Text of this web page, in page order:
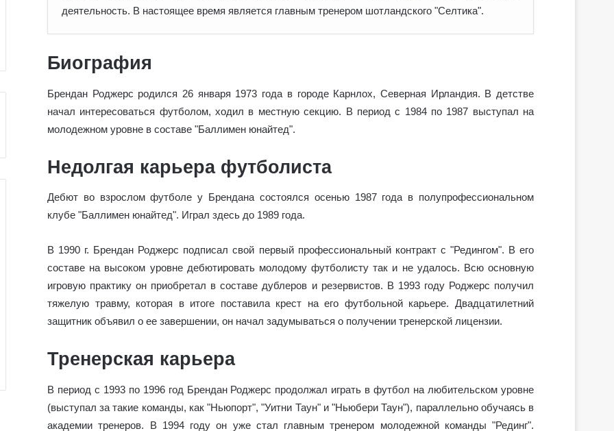
деятельность. В настоящее время является главным тренером шотландского "Селтика".
Биография
Брендан Роджерс родился 26 января 1973 года в городе Карнлох, Северная Ирландия. В детстве
начал интересоваться футболом, ходил в местную секцию. В период с 1984 по 1987 выступал на
молодежном уровне в составе "Баллимен юнайтед".
Недолгая карьера футболиста
Дебют во взрослом футболе у Брендана состоялся осенью 1987 года в полупрофессиональном
клубе "Баллимен юнайтед". Играл здесь до 1989 года.
В 1990 г. Брендан Роджерс подписал свой первый профессиональный контракт с "Редингом". В его
составе на высоком уровне дебютировать молодому футболисту так и не удалось. Всю основную
игровую практику он приобретал в составе дублеров и резервистов. В 1993 году Роджерс получил
тяжелую травму, которая в итоге поставила крест на его футбольной карьере. Двадцатилетний
защитник объявил о ее завершении, он начал задумываться о получении тренерской лицензии.
Тренерская карьера
В период с 1993 по 1996 год Брендан Роджерс продолжал играть в футбол на любительском уровне
(выступал за такие команды, как "Ньюпорт", "Уитни Таун" и "Ньюбери Таун"), параллельно обучаясь в
академии тренеров. В 1994 году он уже стал главным тренером молодежной команды "Рединг".